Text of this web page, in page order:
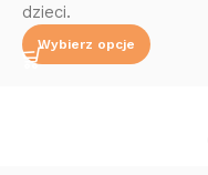
dzieci.
Wybierz opcje